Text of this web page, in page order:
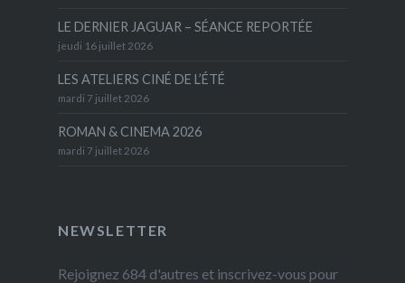
LE DERNIER JAGUAR – SÉANCE REPORTÉE
jeudi 16 juillet 2026
LES ATELIERS CINÉ DE L’ÉTÉ
mardi 7 juillet 2026
ROMAN & CINEMA 2026
mardi 7 juillet 2026
NEWSLETTER
Rejoignez 684 d'autres et inscrivez-vous pour